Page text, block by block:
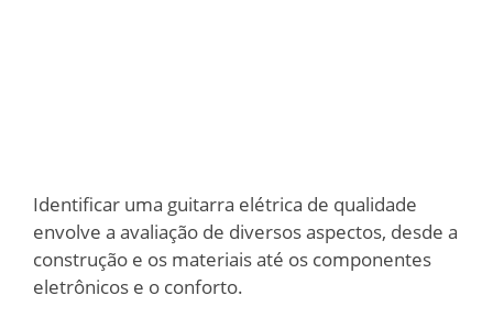
Identificar uma guitarra elétrica de qualidade
envolve a avaliação de diversos aspectos, desde a
construção e os materiais até os componentes
eletrônicos e o conforto.